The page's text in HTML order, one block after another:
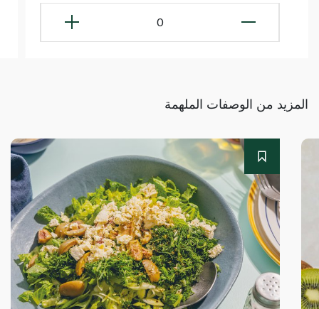
0
المزيد من الوصفات الملهمة